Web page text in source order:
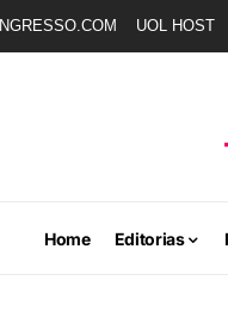
INGRESSO.COM UOL HOST
Home Editorias